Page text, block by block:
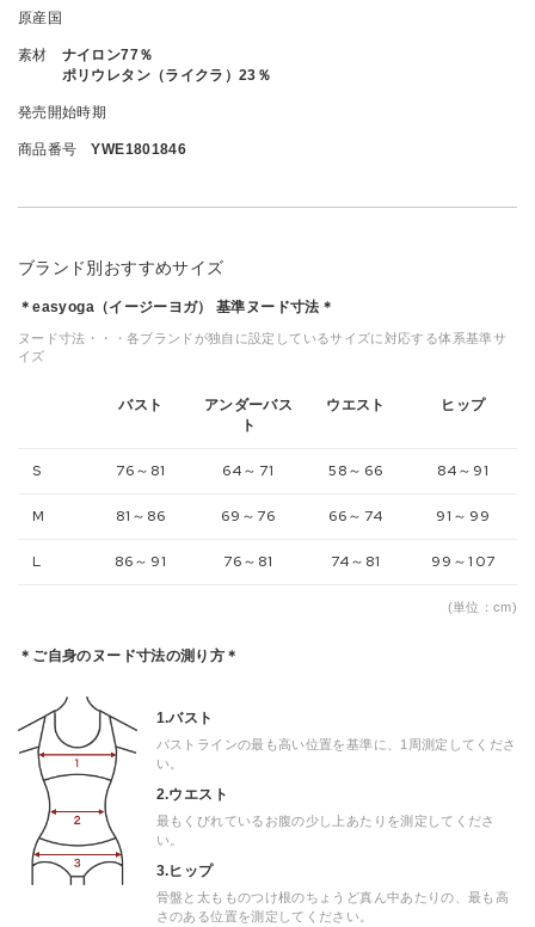
原産国
素材
ナイロン77％
ポリウレタン（ライクラ）23％
発売開始時期
商品番号 YWE1801846
ブランド別おすすめサイズ
＊easyoga（イージーヨガ） 基準ヌード寸法＊
ヌード寸法・・・各ブランドが独自に設定しているサイズに対応する体系基準サ
イズ
バスト
アンダーバス
ト
ウエスト ヒップ
S 76～81 64～71 58～66 84～91
M 81～86 69～76 66～74 91～99
L 86～91 76～81 74～81 99～107
(単位：cm)
＊ご自身のヌード寸法の測り方＊
1.バスト
バストラインの最も高い位置を基準に、1周測定してくださ
い。
2.ウエスト
最もくびれているお腹の少し上あたりを測定してくださ
い。
3.ヒップ
骨盤と太もものつけ根のちょうど真ん中あたりの、最も高
さのある位置を測定してください。